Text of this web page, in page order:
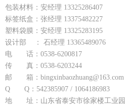
包装材料：安经理 13325286407
标签纸盒：张经理 13375482227
塑料袋膜：安经理 13325283195
设计部 ： 石经理 13365489076
电 话：0538-6200817
传 真：0538-6203244
邮 箱：bingxinbaozhuang@163.com
Q Q：542385907 / 1064186983
地 址：山东省泰安市徐家楼工业园